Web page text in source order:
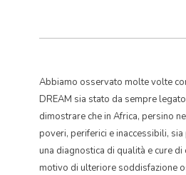
Abbiamo osservato molte volte
DREAM sia stato da sempre
dimostrare che in Africa, persino
poveri, periferici e inaccessibili,
una diagnostica di qualità e cure di
motivo di ulteriore soddisfazione